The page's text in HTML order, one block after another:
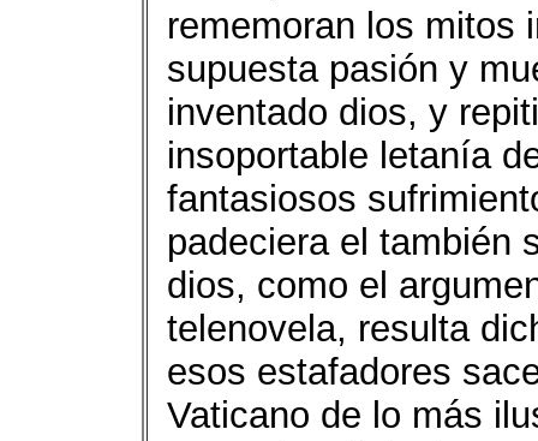
rememoran los mitos
supuesta pasión y
inventado dios, y
insoportable letanía
fantasiosos
padeciera el también
dios, como el
telenovela, resulta
esos estafadores
Vaticano de lo más